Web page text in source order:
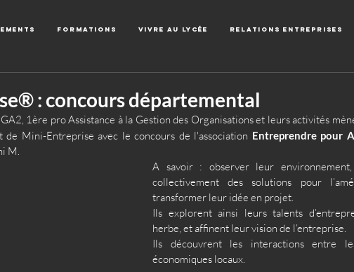
Formations Vivre au lycée Relations entreprises
: concours départemental
1ère pro Assistance à la Gestion des Organisations et leurs activités
Mini-Entreprise avec le concours de l'association Entreprendre pour
M.
A savoir : observer leur
collectivement des solutions pour
transformer leur idée en projet.
Ils explorent ainsi leurs talents
herbe, et affinent leur vision de l’entreprise.
Ils découvrent les interactions entre
économiques locaux.